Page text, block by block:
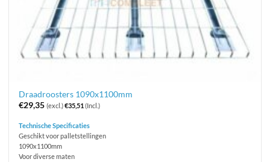
Draadroosters 1090x1100mm
€29,35 (excl.)€35,51 (Incl.)
Technische Specificaties
Geschikt voor palletstellingen
1090x1100mm
Voor diverse maten